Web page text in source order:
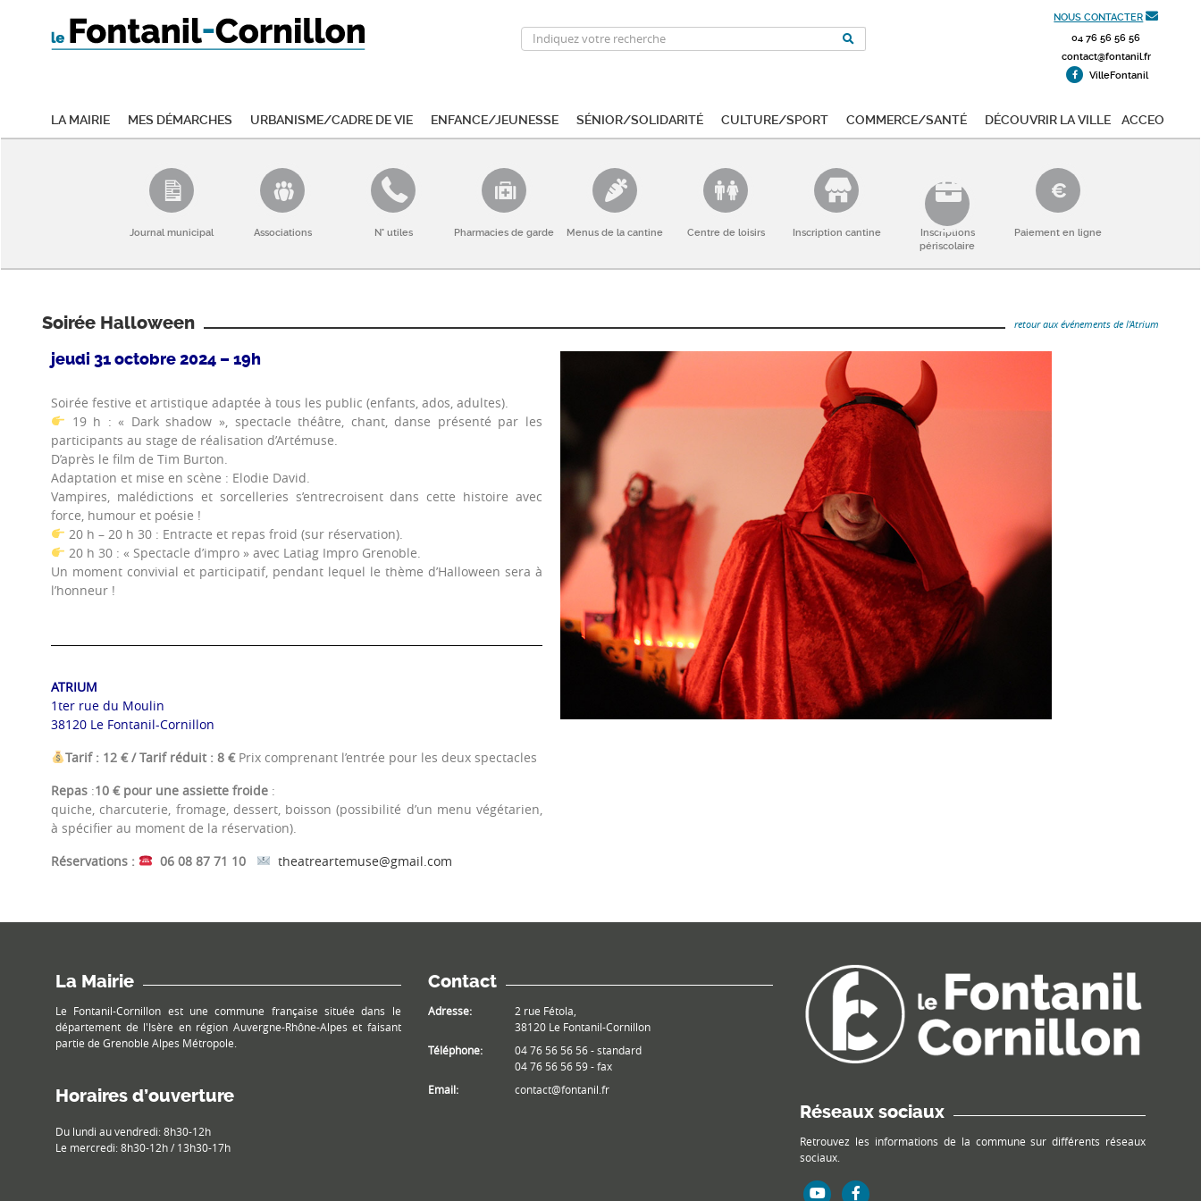
NOUS CONTACTER
04 76 56 56 56
contact@fontanil.fr
VilleFontanil
La mairie Mes démarches Urbanisme/Cadre de vie Enfance/Jeunesse Sénior/Solidarité Culture/Sport Commerce/Santé Découvrir la ville ACCEO
Journal municipal Associations N° utiles Pharmacies de garde Menus de la cantine Centre de loisirs Inscription cantine
Inscriptions
périscolaire
Paiement en ligne
Soirée Halloween retour aux événements de l'Atrium
jeudi 31 octobre 2024 – 19h
Soirée festive et artistique adaptée à tous les public (enfants, ados, adultes).
19 h : « Dark shadow », spectacle théâtre, chant, danse présenté par les
participants au stage de réalisation d’Artémuse.
D’après le film de Tim Burton.
Adaptation et mise en scène : Elodie David.
Vampires, malédictions et sorcelleries s’entrecroisent dans cette histoire avec
force, humour et poésie !
20 h – 20 h 30 : Entracte et repas froid (sur réservation).
20 h 30 : « Spectacle d’impro » avec Latiag Impro Grenoble.
Un moment convivial et participatif, pendant lequel le thème d’Halloween sera à
l’honneur !
ATRIUM
1ter rue du Moulin
38120 Le Fontanil-Cornillon
Tarif : 12 € / Tarif réduit : 8 € Prix comprenant l’entrée pour les deux spectacles
Repas :10 € pour une assiette froide :
quiche, charcuterie, fromage, dessert, boisson (possibilité d’un menu végétarien,
à spécifier au moment de la réservation).
Réservations :
06 08 87 71 10 theatreartemuse@gmail.com
La Mairie
Le Fontanil-Cornillon est une commune française située dans le
département de l'Isère en région Auvergne-Rhône-Alpes et faisant
partie de Grenoble Alpes Métropole.
Horaires d’ouverture
Du lundi au vendredi: 8h30-12h
Le mercredi: 8h30-12h / 13h30-17h
Contact
Adresse:
2 rue Fétola,
38120 Le Fontanil-Cornillon
Téléphone:
04 76 56 56 56 - standard
04 76 56 56 59 - fax
Email:
contact@fontanil.fr
Réseaux sociaux
Retrouvez les informations de la commune sur différents réseaux
sociaux.